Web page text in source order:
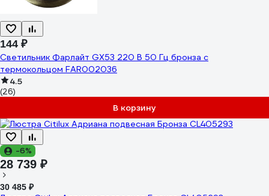
144 ₽
Светильник Фарлайт GX53 220 В 50 Гц бронза с
термокольцом FAR002036
4.5
(26)
В корзину
-6%
28 739 ₽
30 485 ₽